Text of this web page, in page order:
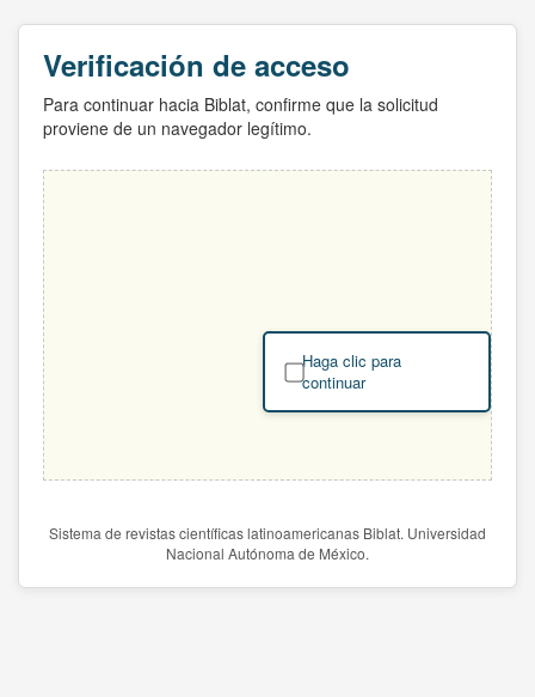
Verificación de acceso
Para continuar hacia Biblat, confirme que la solicitud
proviene de un navegador legítimo.
Haga clic para
continuar
Sistema de revistas científicas latinoamericanas Biblat. Universidad
Nacional Autónoma de México.